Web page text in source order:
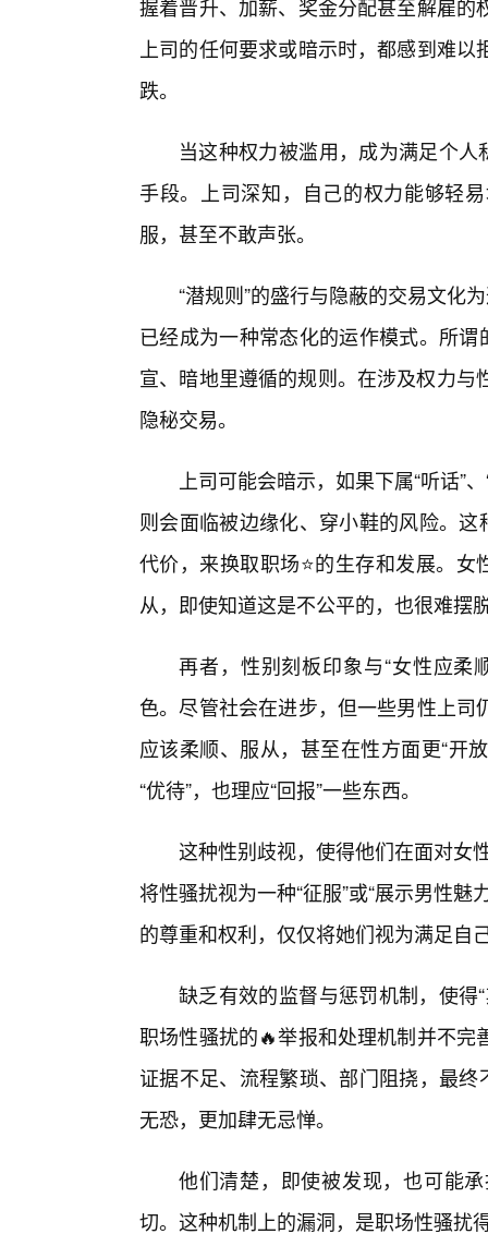
握着晋升、加薪、奖金分配甚至解雇
上司的任何要求或暗示时，都感到难
跌。
当这种权力被滥用，成为满足个
手段。上司深知，自己的权力能够轻
服，甚至不敢声张。
“潜规则”的盛行与隐蔽的交易文化
已经成为一种常态化的运作模式。所
宣、暗地里遵循的规则。在涉及权力与
隐秘交易。
上司可能会暗示，如果下属“听话”
则会面临被边缘化、穿小鞋的风险。
代价，来换取职场⭐的生存和发展。
从，即使知道这是不公平的，也很难摆
再者，性别刻板印象与“女性应柔
色。尽管社会在进步，但一些男性上
应该柔顺、服从，甚至在性方面更“开
“优待”，也理应“回报”一些东西。
这种性别歧视，使得他们在面对女
将性骚扰视为一种“征服”或“展示男性
的尊重和权利，仅仅将她们视为满足自
缺乏有效的监督与惩罚机制，使得
职场性骚扰的🔥举报和处理机制并不
证据不足、流程繁琐、部门阻挠，最
无恐，更加肆无忌惮。
他们清楚，即使被发现，也可能
切。这种机制上的漏洞，是职场性骚扰